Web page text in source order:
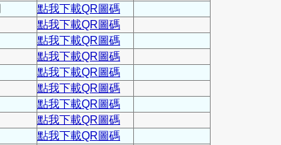
點我下載QR圖碼
點我下載QR圖碼
點我下載QR圖碼
點我下載QR圖碼
點我下載QR圖碼
點我下載QR圖碼
點我下載QR圖碼
點我下載QR圖碼
點我下載QR圖碼